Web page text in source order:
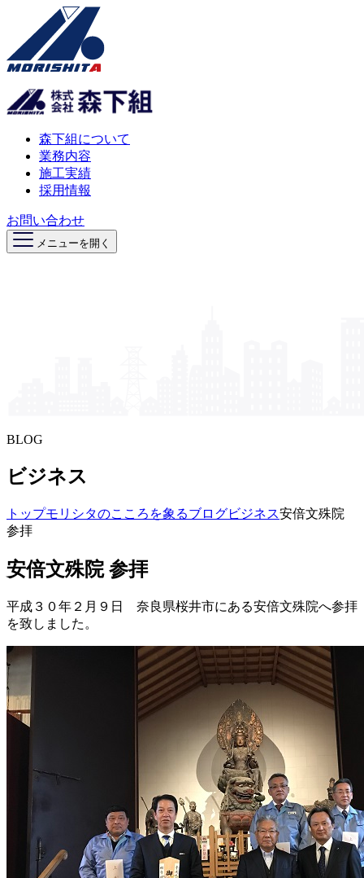
森下組について
業務内容
施工実績
採用情報
お問い合わせ
メニューを開く
BLOG
ビジネス
トップモリシタの​こころを​象る​ブログビジネス安倍文殊院
参拝
安倍文殊院 参拝
平成３０年２月９日 奈良県桜井市にある安倍文殊院へ参拝
を致しました。